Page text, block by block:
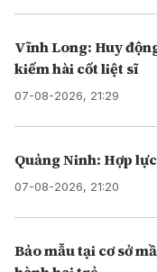
Vĩnh Long: Huy
kiếm hài cốt liệt sĩ
07-08-2026, 21:29
Quảng Ninh: Hợp
07-08-2026, 21:20
Bảo mẫu tại cơ sở